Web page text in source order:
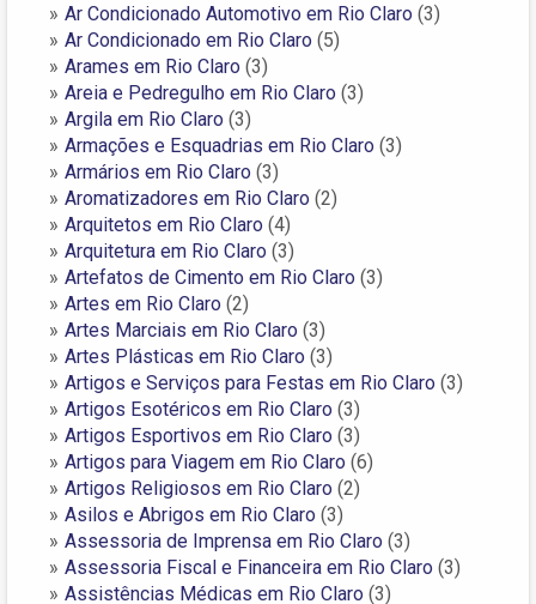
Ar Condicionado Automotivo em Rio Claro (3)
Ar Condicionado em Rio Claro (5)
Arames em Rio Claro (3)
Areia e Pedregulho em Rio Claro (3)
Argila em Rio Claro (3)
Armações e Esquadrias em Rio Claro (3)
Armários em Rio Claro (3)
Aromatizadores em Rio Claro (2)
Arquitetos em Rio Claro (4)
Arquitetura em Rio Claro (3)
Artefatos de Cimento em Rio Claro (3)
Artes em Rio Claro (2)
Artes Marciais em Rio Claro (3)
Artes Plásticas em Rio Claro (3)
Artigos e Serviços para Festas em Rio Claro (3)
Artigos Esotéricos em Rio Claro (3)
Artigos Esportivos em Rio Claro (3)
Artigos para Viagem em Rio Claro (6)
Artigos Religiosos em Rio Claro (2)
Asilos e Abrigos em Rio Claro (3)
Assessoria de Imprensa em Rio Claro (3)
Assessoria Fiscal e Financeira em Rio Claro (3)
Assistências Médicas em Rio Claro (3)